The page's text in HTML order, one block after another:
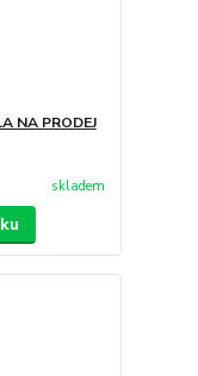
NA PRODEJ
skladem